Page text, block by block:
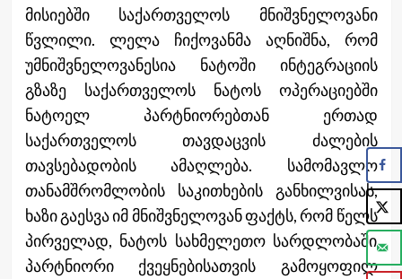
მისიებში საქართველოს მნიშვნელოვანი
წვლილი. ლელა ჩიქოვანმა აღნიშნა, რომ
უმნიშვნელოვანესია ნატოში ინტეგრაციის
გზაზე საქართველოს ნატოს ოპერაციებში
ნატოელ პარტნიორებთან ერთად
საქართველოს თავდაცვის ძალების
თავსებადობის ამაღლება. სამომავლო
თანამშრომლობის საკითხების განხილვისას,
ხაზი გაესვა იმ მნიშვნელოვან ფაქტს, რომ წელს
პირველად, ნატოს სახმელეთო სარდლობაში
პარტნიორი ქვეყნებისათვის გამოყოფილ